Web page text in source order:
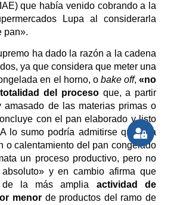
que había venido cobrando a la
Lupa al considerarla
pan».
ha dado la razón a la cadena
ya que considera que meter una
en el horno, o bake off,«no
del procesoque, a partir
amasado de las materias primas o
con el pan elaborado y listo
lo sumo podría admitirse que esa
o calentamiento del pan congelado
un proceso productivo, pero no
y en cambio afirma que
de la más amplia actividad de
menorde productos del ramo de